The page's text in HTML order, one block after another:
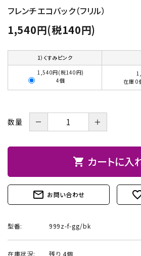
ガイドライン
お問い合わせ
フレンチエコバック（フリル）
1,540円(税140円)
1）くすみピンク
1,540円(税140円)
4個
在庫 0
数量 － ＋
shopping_cart カートに入
mail_outline お問い合わせ
型番: 999z-f-gg/bk
在庫状況: 残り 4個